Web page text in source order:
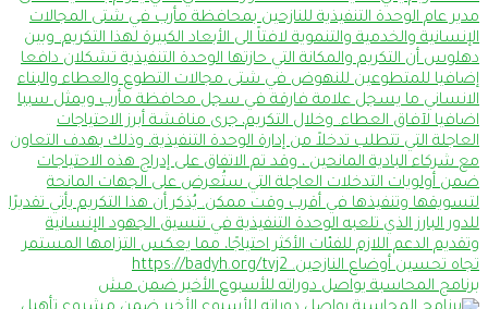
برنامج المحاسبة يواصل دوراته للأسبوع الأخير ضمن مش